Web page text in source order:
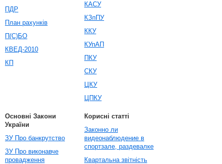
ПДР
План рахунків
П(С)БО
КВЕД-2010
КП
КАСУ
КЗпПУ
ККУ
КУпАП
ПКУ
СКУ
ЦКУ
ЦПКУ
Основні Закони
України
ЗУ Про банкрутство
ЗУ Про виконавче
провадження
Корисні статті
Законно ли
видеонаблюдение в
спортзале, раздевалке
Квартальна звітність